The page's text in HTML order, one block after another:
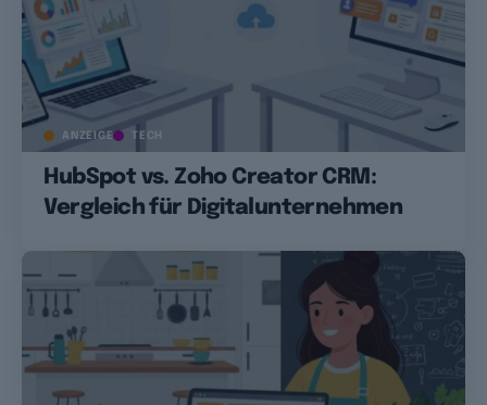
ANZEIGE TECH
HubSpot vs. Zoho Creator CRM:
Vergleich für Digitalunternehmen